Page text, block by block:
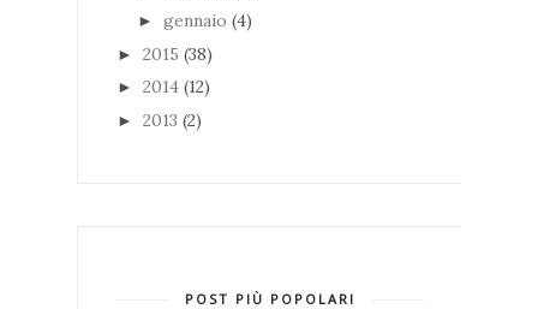
► gennaio (4)
► 2015 (38)
► 2014 (12)
► 2013 (2)
POST PIÙ POPOLARI